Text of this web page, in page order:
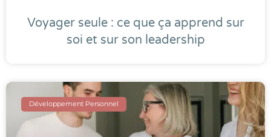
Voyager seule : ce que ça apprend sur
soi et sur son leadership
Développement Personnel